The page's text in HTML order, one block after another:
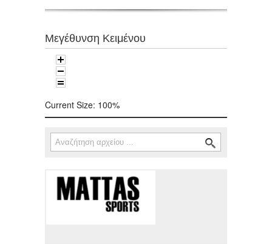
Μεγέθυνση Κειμένου
Current Size: 100%
Φόρμα αναζήτησης
Αναζήτηση